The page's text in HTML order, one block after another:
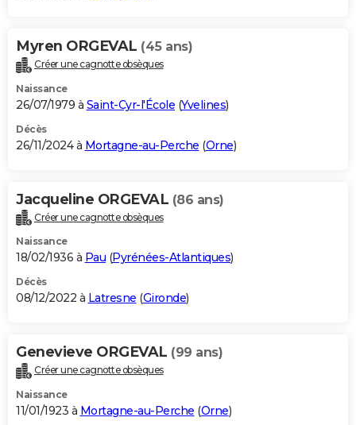
Myren ORGEVAL (45 ans)
Créer une cagnotte obsèques
Naissance
26/07/1979 à Saint-Cyr-l'École (Yvelines)
Décès
26/11/2024 à Mortagne-au-Perche (Orne)
Jacqueline ORGEVAL (86 ans)
Créer une cagnotte obsèques
Naissance
18/02/1936 à Pau (Pyrénées-Atlantiques)
Décès
08/12/2022 à Latresne (Gironde)
Genevieve ORGEVAL (99 ans)
Créer une cagnotte obsèques
Naissance
11/01/1923 à Mortagne-au-Perche (Orne)